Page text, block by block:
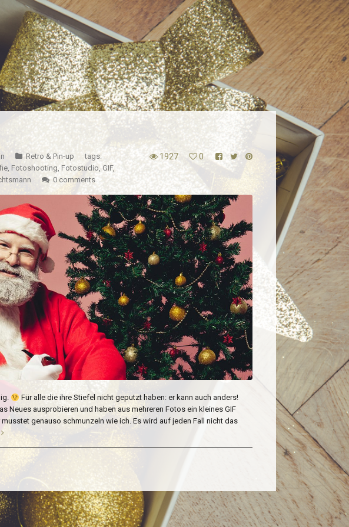
Retro & Pin-up
tags:
Fotoshooting Fotostudio ,GIF,
0 comments
1927 0
Für alle die ihre Stiefel nicht geputzt haben: er kann auch anders!
Neues ausprobieren und haben aus mehreren Fotos ein kleines GIF
genauso schmunzeln wie ich. Es wird auf jeden Fall nicht das